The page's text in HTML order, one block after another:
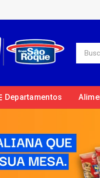
Departamentos